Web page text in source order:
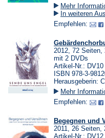
Mehr
In weiteren
Empfehlen:
2012, 72
mit 2 DVDs
Artikel-Nr.: DV10
ISBN 978-3-
Herausgeberin:
Mehr
Empfehlen:
Begegnen und
2011, 26
Artikel-Nr.: DV12